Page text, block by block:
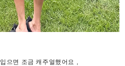
으면 조금 캐주얼했어요 ,